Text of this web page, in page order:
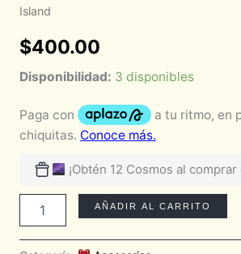
Island
$400.00
Disponibilidad: 3 disponibles
¡Obtén 12 Cosmos al
AÑADIR AL CARRITO